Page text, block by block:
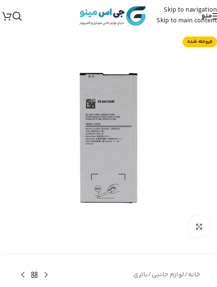
Skip to navigation
Skip to main content
منو
فروخته شده
خانه/لوازم جانبی/باتری